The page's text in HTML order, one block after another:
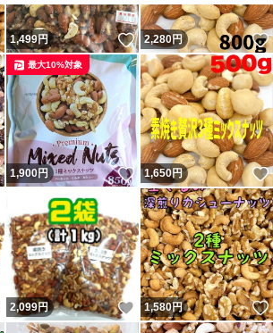
いいね！
1,499円 いいね！
2,280円
いいね！
1,900円 いいね！
最大10%対象
1,650円
いいね！
2,099円 いいね！
1,580円